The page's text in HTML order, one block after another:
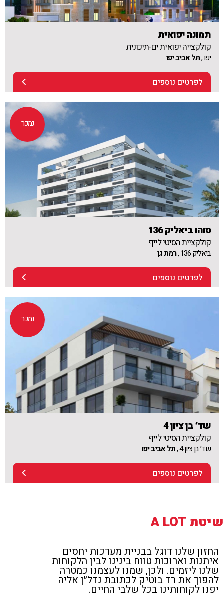
תמונה יפואית
קולקצייה יפואית ים-תיכונית
יפו ,תל אביב יפו
לפרטים נוספים
נמכר
סוהו ביאליק 136
קולקציית הסיטי לייף
ביאליק 136 , רמת גן
לפרטים נוספים
נמכר
שד׳ בן ציון 4
קולקציית הסיטי לייף
שד׳ בן ציון 4 , תל אביב יפו
לפרטים נוספים
שיטת A LOT
החזון שלנו דוגל בבניית מערכות יחסים
איתנות וארוכות טווח בינינו לבין הלקוחות
שלנו ליזמים. ולכן, שמנו לעצמנו כמטרה
להפוך את רד בוטיק לכתובת נדל״ן אליה
יפנו לקוחותינו בכל שלבי החיים.